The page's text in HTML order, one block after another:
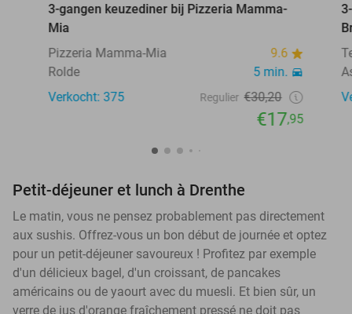
3-gangen keuzediner bij Pizzeria Mamma-
Mia
Pizzeria Mamma-Mia
9.6
Rolde
5 min.
Verkocht: 375
Regulier €30,20
€17,95
Petit-déjeuner et lunch à Drenthe
Le matin, vous ne pensez probablement pas directement
aux sushis. Offrez-vous un bon début de journée et optez
pour un petit-déjeuner savoureux ! Profitez par exemple
d'un délicieux bagel, d'un croissant, de pancakes
américains ou de yaourt avec du muesli. Et bien sûr, un
verre de jus d'orange fraîchement pressé ne doit pas